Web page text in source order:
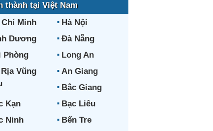
thành tại Việt Nam
Chí Minh
Hà Nội
Dương
Đà Nẵng
Phòng
Long An
Vũng
An Giang
Bắc Giang
Kạn
Bạc Liêu
Ninh
Bến Tre